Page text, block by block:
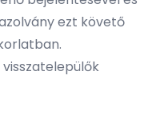
ezt követő